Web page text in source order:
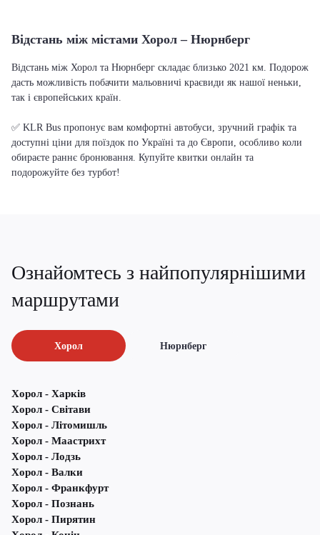
Відстань між містами Хорол – Нюрнберг
Відстань між Хорол та Нюрнберг складає близько 2021 км. Подорож
дасть можливість побачити мальовничі краєвиди як нашої неньки,
так і європейських країн.
✅ KLR Bus пропонує вам комфортні автобуси, зручний графік та
доступні ціни для поїздок по Україні та до Європи, особливо коли
обираєте раннє бронювання. Купуйте квитки онлайн та
подорожуйте без турбот!
Ознайомтесь з найпопулярнішими
маршрутами
Хорол Нюрнберг
Хорол - Харків
Хорол - Світави
Хорол - Літомишль
Хорол - Маастрихт
Хорол - Лодзь
Хорол - Валки
Хорол - Франкфурт
Хорол - Познань
Хорол - Пирятин